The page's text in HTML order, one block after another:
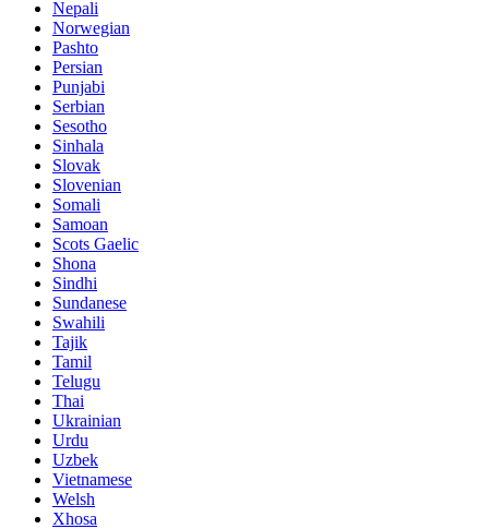
Nepali
Norwegian
Pashto
Persian
Punjabi
Serbian
Sesotho
Sinhala
Slovak
Slovenian
Somali
Samoan
Scots Gaelic
Shona
Sindhi
Sundanese
Swahili
Tajik
Tamil
Telugu
Thai
Ukrainian
Urdu
Uzbek
Vietnamese
Welsh
Xhosa